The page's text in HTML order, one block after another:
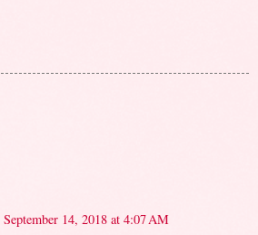
September 14, 2018 at 4:07 AM